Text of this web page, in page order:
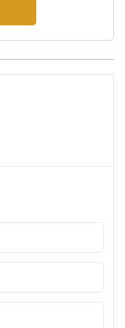
của bồn cầu